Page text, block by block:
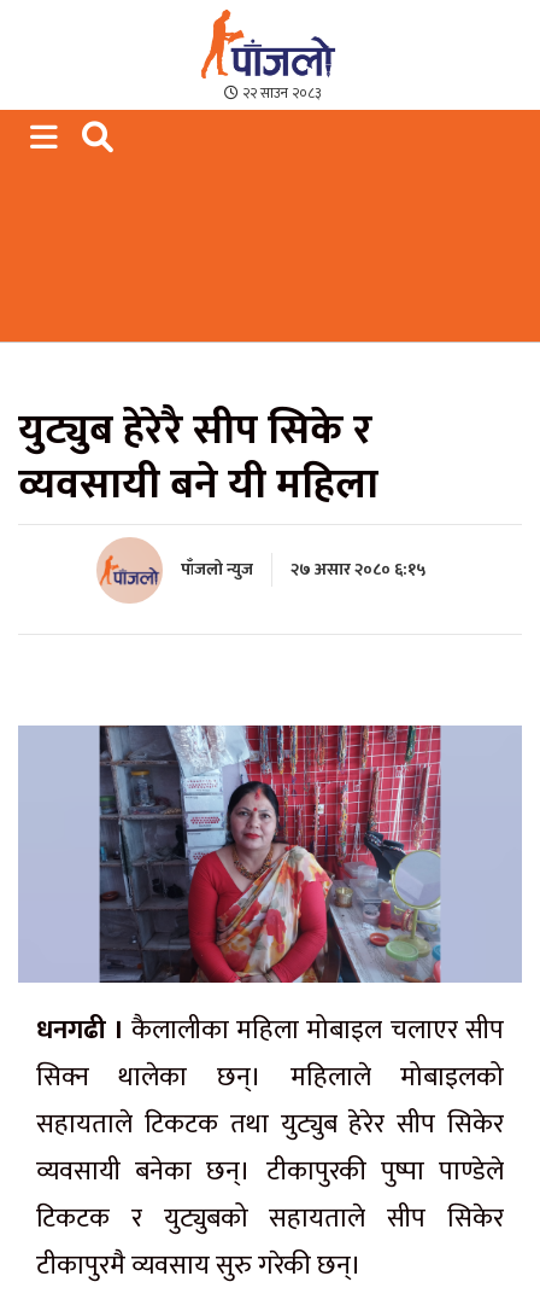
Paajalo News
We are from Far West Nepal
२२ साउन २०८३
युट्युब हेरेरै सीप सिके र
व्यवसायी बने यी महिला
पाँजलो न्युज २७ असार २०८० ६:१५
धनगढी । कैलालीका महिला मोबाइल चलाएर सीप
सिक्न थालेका छन्। महिलाले मोबाइलको
सहायताले टिकटक तथा युट्युब हेरेर सीप सिकेर
व्यवसायी बनेका छन्। टीकापुरकी पुष्पा पाण्डेले
टिकटक र युट्युबको सहायताले सीप सिकेर
टीकापुरमै व्यवसाय सुरु गरेकी छन्।